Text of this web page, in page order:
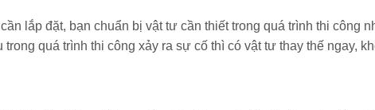
lắp đặt, bạn chuẩn bị vật tư cần thiết trong quá trình thi công
quá trình thi công xảy ra sự cố thì có vật tư thay thế ngay,